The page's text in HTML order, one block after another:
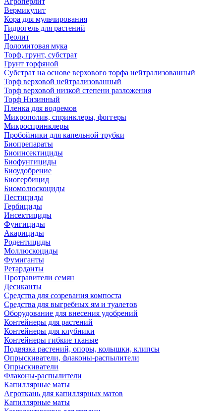
Вермикулит
Кора для мульчирования
Гидрогель для растений
Цеолит
Доломитовая мука
Торф, грунт, субстрат
Грунт торфяной
Субстрат на основе верхового торфа нейтрализованный
Торф верховой нейтрализованный
Торф верховой низкой степени разложения
Торф Низинный
Пленка для водоемов
Микрополив, спринклеры, фоггеры
Микроспринклеры
Пробойники для капельной трубки
Биопрепараты
Биоинсектициды
Биофунгициды
Биоудобрение
Биогербицид
Биомолюскоциды
Пестициды
Гербициды
Инсектициды
Фунгициды
Акарициды
Родентициды
Моллюскоциды
Фумиганты
Ретарданты
Протравители семян
Десиканты
Средства для созревания компоста
Средства для выгребных ям и туалетов
Оборудование для внесения удобрений
Контейнеры для растений
Контейнеры для клубники
Контейнеры гибкие тканые
Подвязка растений, опоры, колышки, клипсы
Опрыскиватели, флаконы-распылители
Опрыскиватели
Флаконы-распылители
Капиллярные маты
Агроткань для капиллярных матов
Капиллярные маты